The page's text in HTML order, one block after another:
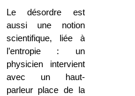
Le désordre est
aussi une notion
scientifique, liée à
l’entropie : un
physicien intervient
avec un haut-
parleur place de la